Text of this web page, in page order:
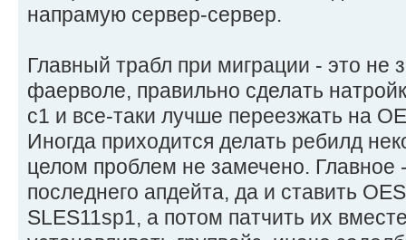
напрамую сервер-сервер.
Главный трабл при миграции - это не
фаерволе, правильно сделать
c1 и все-таки лучше переезжать на
Иногда приходится делать ребилд
целом проблем не замечено. Главное
последнего апдейта, да и ставить
SLES11sp1, а потом патчить их